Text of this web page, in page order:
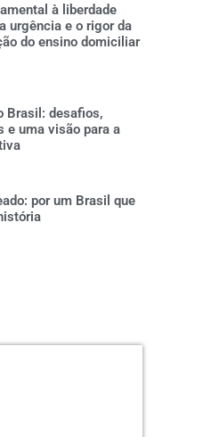
à liberdade
urgência e o rigor da
do ensino domiciliar
Brasil: desafios,
e uma visão para a
por um Brasil que